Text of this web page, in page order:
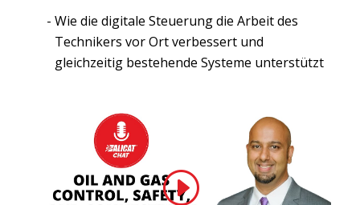
Wie die digitale Steuerung die Arbeit des
Technikers vor Ort verbessert und
gleichzeitig bestehende Systeme unterstützt